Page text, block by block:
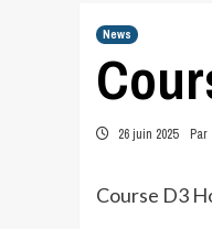
News
26 juin 2025 Par
Course D3